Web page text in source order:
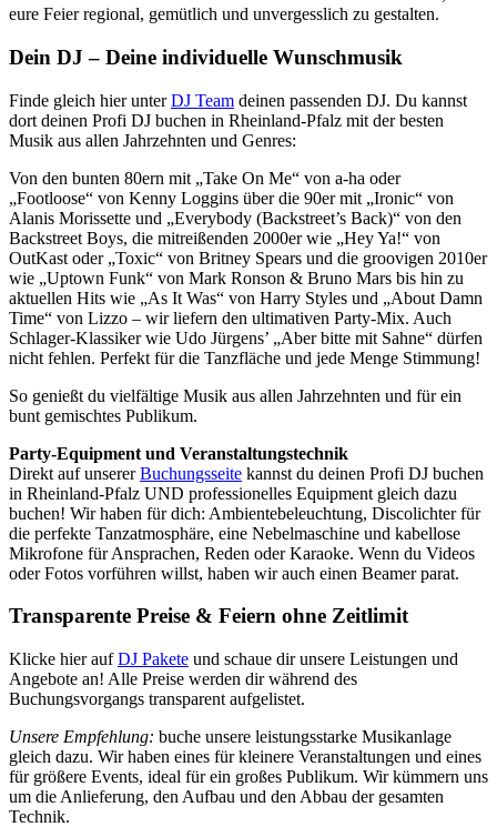
eure Feier regional, gemütlich und unvergesslich zu gestalten.
Dein DJ – Deine individuelle Wunschmusik
Finde gleich hier unterDJ Team deinen passenden DJ. Du kannst
dort deinen Profi DJ buchen in Rheinland-Pfalz mit der besten
Musik aus allen Jahrzehnten und Genres:
Von den bunten 80ern mit „Take On Me“ von a-ha oder
„Footloose“ von Kenny Loggins über die 90er mit „Ironic“ von
Alanis Morissette und „Everybody (Backstreet’s Back)“ von den
Backstreet Boys, die mitreißenden 2000er wie „Hey Ya!“ von
OutKast oder „Toxic“ von Britney Spears und die groovigen 2010er
wie „Uptown Funk“ von Mark Ronson & Bruno Mars bis hin zu
aktuellen Hits wie „As It Was“ von Harry Styles und „About Damn
Time“ von Lizzo – wir liefern den ultimativen Party-Mix. Auch
Schlager-Klassiker wie Udo Jürgens’ „Aber bitte mit Sahne“ dürfen
nicht fehlen. Perfekt für die Tanzfläche und jede Menge Stimmung!
So genießt du vielfältige Musik aus allen Jahrzehnten und für ein
bunt gemischtes Publikum.
Party-Equipment und Veranstaltungstechnik
Direkt auf unsererBuchungsseite kannst du deinen Profi DJ buchen
in Rheinland-Pfalz UND professionelles Equipment gleich dazu
buchen! Wir haben für dich: Ambientebeleuchtung, Discolichter für
die perfekte Tanzatmosphäre, eine Nebelmaschine und kabellose
Mikrofone für Ansprachen, Reden oder Karaoke. Wenn du Videos
oder Fotos vorführen willst, haben wir auch einen Beamer parat.
Transparente Preise & Feiern ohne Zeitlimit
Klicke hier aufDJ Pakete und schaue dir unsere Leistungen und
Angebote an! Alle Preise werden dir während des
Buchungsvorgangs transparent aufgelistet.
Unsere Empfehlung: buche unsere leistungsstarke Musikanlage
gleich dazu. Wir haben eines für kleinere Veranstaltungen und eines
für größere Events, ideal für ein großes Publikum. Wir kümmern uns
um die Anlieferung, den Aufbau und den Abbau der gesamten
Technik.